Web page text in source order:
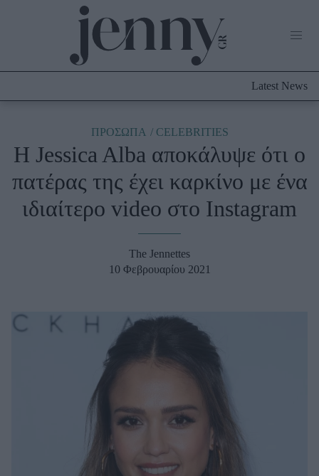
Culture
Fashion
Shopping
Styling Tips
Beauty - Ομορφιά
Μαλλιά - Νύχια
Μακιγιάζ
Latest News
ΠΡΟΣΩΠΑ CELEBRITIES
H Jessica Alba αποκάλυψε ότι ο
πατέρας της έχει καρκίνο με ένα
ιδιαίτερο video στο Instagram
The Jennettes
10 Φεβρουαρίου 2021